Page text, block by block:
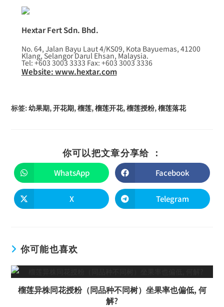
Hextar Fert Sdn. Bhd.
No. 64, Jalan Bayu Laut 4/KS09, Kota Bayuemas, 41200
Klang, Selangor Darul Ehsan, Malaysia.
Tel: +603 3003 3333 Fax: +603 3003 3336
Website: www.hextar.com
标签:幼果期,开花期,榴莲,榴莲开花,榴莲授粉,榴莲落花
你可以把文章分享给 ：
WhatsApp Facebook
X Telegram
你可能也喜欢
榴莲异株同花授粉（同品种不同树）坐果率也偏低, 何
解?